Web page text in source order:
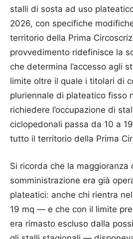
stalli di sosta ad uso
2026, con specifiche
territorio della Prima
provvedimento ridefinisce la
che determina l’accesso agli
limite oltre il quale i titolari di
pluriennale di plateatico fisso
richiedere l’occupazione di
ciclopedonali passa da 10 a
tutto il territorio della Prima
Si ricorda che la maggioranza
somministrazione era già
plateatici: anche chi rientra
19 mq — e che con il limite
era rimasto escluso dalla